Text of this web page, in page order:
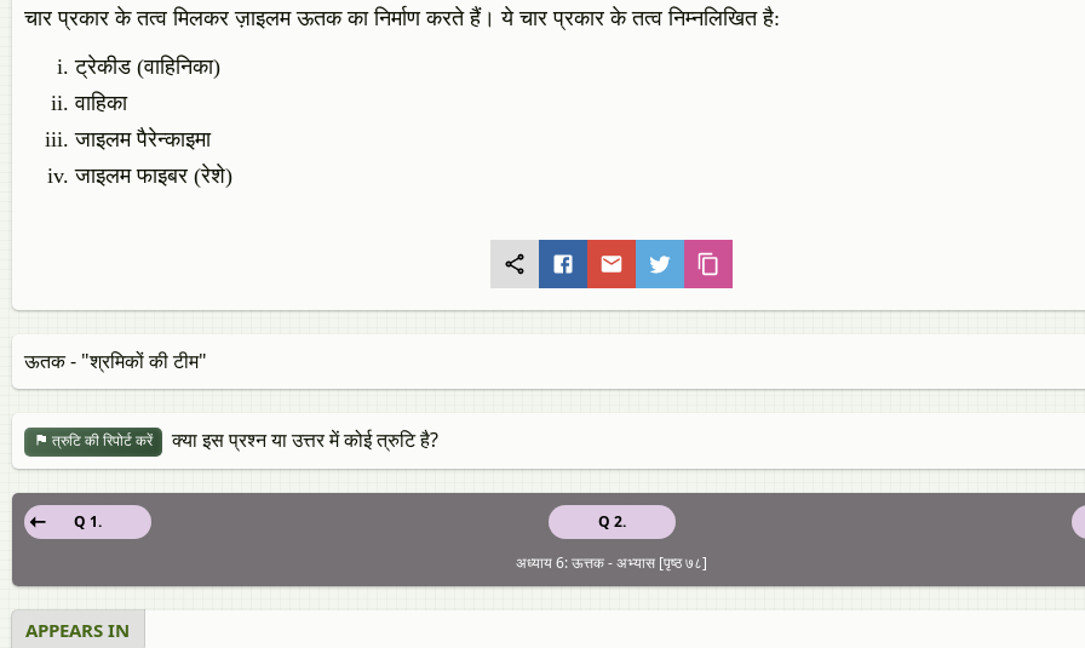
चार प्रकार के तत्व मिलकर ज़ाइलम ऊतक का निर्माण करते हैं। ये चार प्रकार के तत्व निम्नलिखित है:
ट्रेकीड (वाहिनिका)
वाहिका
जाइलम पैरेन्काइमा
जाइलम फाइबर (रेशे)
ऊतक - "श्रमिकों की टीम"
त्रुटि की रिपोर्ट करें क्या इस प्रश्न या उत्तर में कोई त्रुटि है?
Q 2.
Q 1.
अध्याय 6: ऊत्तक - अभ्यास [पृष्ठ ७८]
APPEARS IN